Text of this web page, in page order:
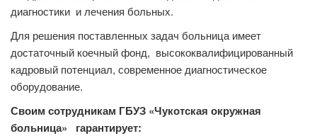
диагностики и лечения больных.
Для решения поставленных задач больница имеет
достаточный коечный фонд, высококвалифицированный
кадровый потенциал, современное диагностическое
оборудование.
Своим сотрудникам ГБУЗ «Чукотская окружная
больница» гарантирует: